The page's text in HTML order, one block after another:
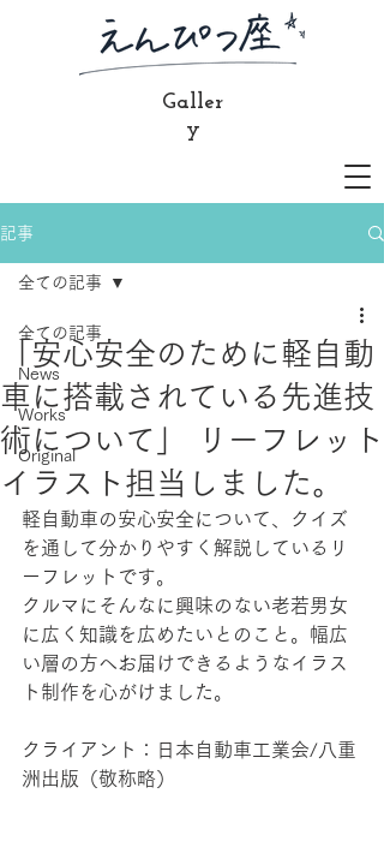
Galler
y
記事
全ての記事
News
Works
Original
全ての記事
「安心安全のために軽自動
車に搭載されている先進技
術について」 リーフレット
イラスト担当しました。
軽自動車の安心安全について、クイズ
を通して分かりやすく解説しているリ
ーフレットです。
クルマにそんなに興味のない老若男女
に広く知識を広めたいとのこと。幅広
い層の方へお届けできるようなイラス
ト制作を心がけました。
クライアント：日本自動車工業会/八重
洲出版（敬称略）